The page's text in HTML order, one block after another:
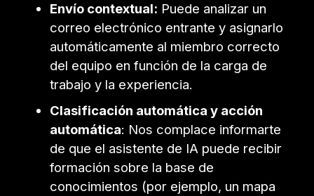
Envío contextual: Puede analizar un
correo electrónico entrante y asignarlo
automáticamente al miembro correcto
del equipo en función de la carga de
trabajo y la experiencia.
Clasificación automática y acción
automática: Nos complace informarte
de que el asistente de IA puede recibir
formación sobre la base de
conocimientos (por ejemplo, un mapa